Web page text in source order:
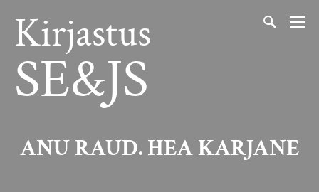
Kirjastus
SE&JS
ANU RAUD. HEA KARJANE